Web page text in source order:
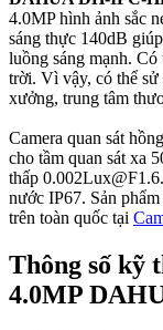
4.0MP hình ảnh sắc
sáng thực 140dB
luồng sáng mạnh. Có
trời. Vì vậy, có thể sử
xưởng, trung tâm
Camera quan sát
cho tầm quan sát xa
thấp
nước IP67. Sản
trên toàn quốc tại
Thông số kỹ
4.0MP